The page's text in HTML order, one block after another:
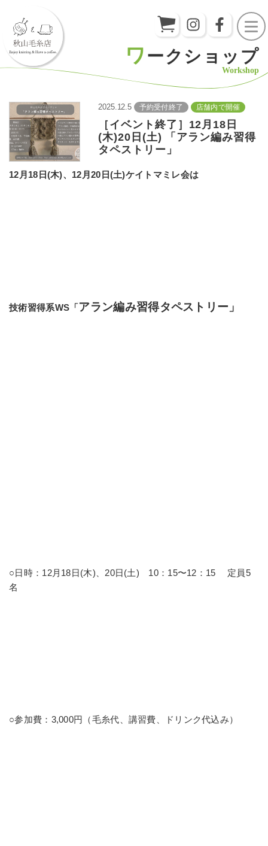
ワ ークショップ
Workshop
2025.12.5 予約受付終了 店舗内で開催
［イベント終了］12月18日
(木)20日(土) 「アラン編み習得
タペストリー」
12月18日(木)、12月20日(土)ケイトマミレ会は
技術習得系WS「アラン編み習得タペストリー」
○日時：12月18日(木)、20日(土) 10：15〜12：15 定員5
名
○参加費：3,000円（毛糸代、講習費、ドリンク代込み）